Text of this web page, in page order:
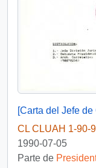
CL CLUAH 1-90-
1990-07-05
Parte de